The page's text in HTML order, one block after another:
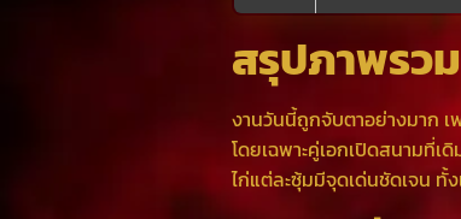
สรุปภาพรว
งานวันนี้ถูกจับตาอย่างมาก เ
โดยเฉพาะคู่เอกเปิดสนามที่เ
ไก่แต่ละซุ้มมีจุดเด่นชัดเจน ทั้